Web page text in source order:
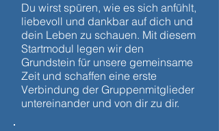
Du wirst spüren, wie es sich anfühlt,
liebevoll und dankbar auf dich und
dein Leben zu schauen. Mit diesem
Startmodul legen wir den
Grundstein für unsere gemeinsame
Zeit und schaffen eine erste
Verbindung der Gruppenmitglieder
untereinander und von dir zu dir.